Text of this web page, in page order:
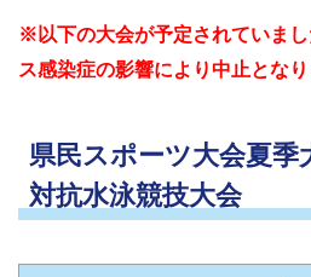
※以下の大会が予定されていま
ス感染症の影響により中止となり
県民スポーツ大会夏季
対抗水泳競技大会